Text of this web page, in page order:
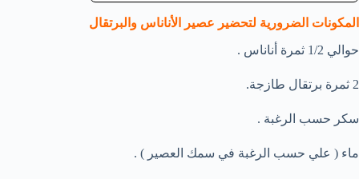
المكونات الضرورية لتحضير عصير الأناناس والبرتقال
حوالي 1/2 ثمرة أناناس .
2 ثمرة برتقال طازجة.
سكر حسب الرغبة .
ماء ( علي حسب الرغبة في سمك العصير ) .